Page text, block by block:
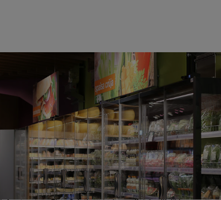
Jäähdytys
Kylmäjärjestelmät ovat ratkaisevan tärkeitä leipomoiden
käyttämien raaka-aineiden ja valmiiden tuotteiden
säilyttämisessä optimaalisissa lämpötiloissa. GF Industry and